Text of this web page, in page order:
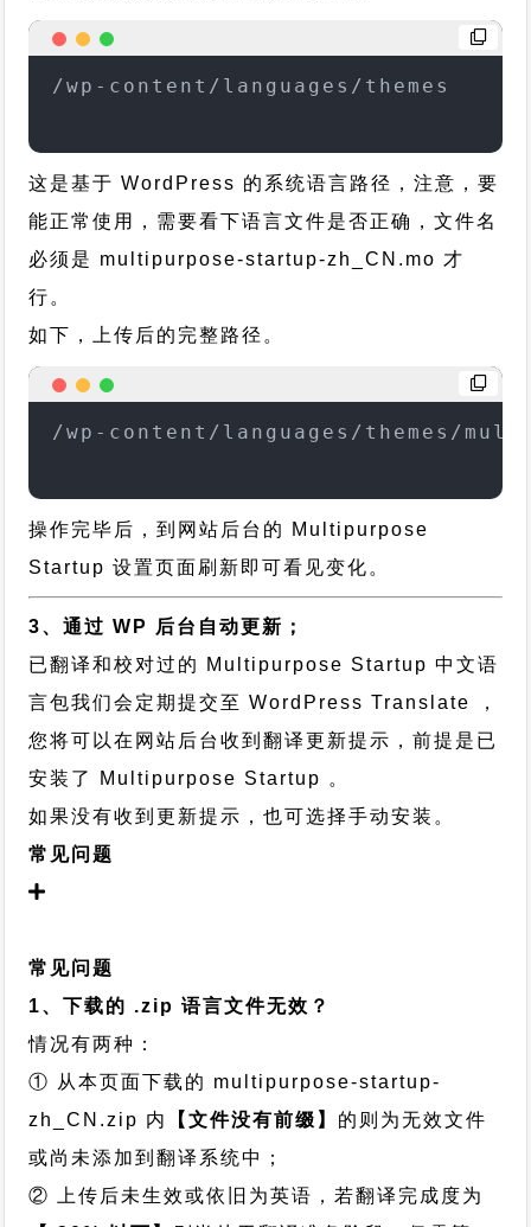
/wp-content/languages/themes
这是基于 WordPress 的系统语言路径，注意，要
能正常使用，需要看下语言文件是否正确，文件名
必须是 multipurpose-startup-zh_CN.mo 才
行。
如下，上传后的完整路径。
/wp-content/languages/themes/
操作完毕后，到网站后台的 Multipurpose
Startup 设置页面刷新即可看见变化。
3、通过 WP 后台自动更新；
已翻译和校对过的 Multipurpose Startup 中文语
言包我们会定期提交至 WordPress Translate ，
您将可以在网站后台收到翻译更新提示，前提是已
安装了 Multipurpose Startup 。
如果没有收到更新提示，也可选择手动安装。
常见问题
常见问题
1、下载的 .zip 语言文件无效？
情况有两种：
① 从本页面下载的 multipurpose-startup-
zh_CN.zip 内
【文件没有前缀】 的则为无效文件
或尚未添加到翻译系统中；
② 上传后未生效或依旧为英语，若翻译完成度为